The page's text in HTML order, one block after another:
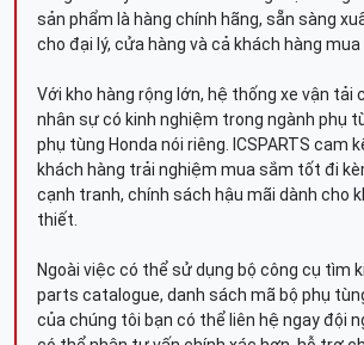
sản phẩm là hàng chính hãng, sẵn sàng
cho đại lý, cửa hàng và cả khách hàng mua
Với kho hàng rộng lớn, hệ thống xe vận tải
nhân sự có kinh nghiệm trong ngành phụ
phụ tùng Honda nói riêng. ICSPARTS cam
khách hàng trải nghiệm mua sắm tốt đi
cạnh tranh, chính sách hậu mãi dành cho
thiết.
Ngoài việc có thể sử dụng bộ công cụ tìm
parts catalogue, danh sách mã bộ phụ
của chúng tôi bạn có thể liên hệ ngay đội